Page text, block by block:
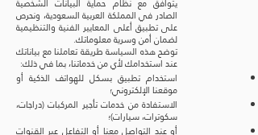
يتوافق مع نظام حماية البيانات الشخصية
الصادر في المملكة العربية السعودية، ونحرص
على تطبيق أعلى المعايير الفنية والتنظيمية
لضمان أمن وسرية معلوماتك.
توضح هذه السياسة طريقة تعاملنا مع بياناتك
عند استخدامك لأي من خدماتنا، بما في ذلك:
استخدام تطبيق بسكل للهواتف الذكية أو
موقعنا الإلكتروني؛
الاستفادة من خدمات تأجير المركبات (دراجات،
سكوترات، سيارات)؛
أو عند التواصل معنا أو التفاعل عبر القنوات